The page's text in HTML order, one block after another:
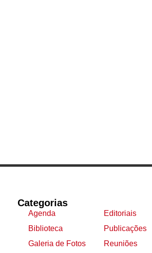
Categorias
Agenda
Biblioteca
Galeria de Fotos
Editoriais
Publicações
Reuniões